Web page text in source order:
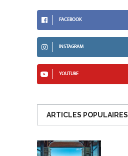
FACEBOOK
INSTAGRAM
YOUTUBE
ARTICLES POPULAIRES